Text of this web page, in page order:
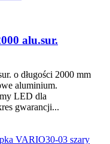
alu.sur.
o długości 2000 mm
aluminium.
LED dla
gwarancji...